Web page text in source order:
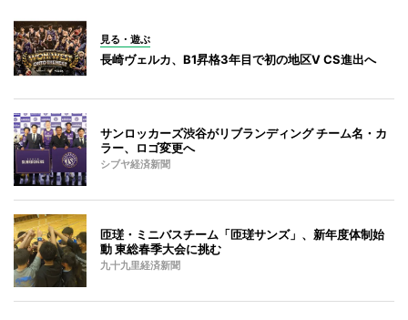
見る・遊ぶ
長崎ヴェルカ、B1昇格3年目で初の地区V CS進出へ
サンロッカーズ渋谷がリブランディング チーム名・カ
ラー、ロゴ変更へ
シブヤ経済新聞
匝瑳・ミニバスチーム「匝瑳サンズ」、新年度体制始
動 東総春季大会に挑む
九十九里経済新聞